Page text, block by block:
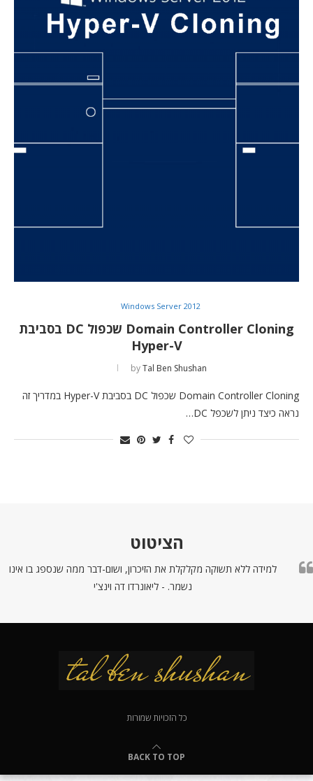
Windows Server 2012
Domain Controller Cloning שכפול DC בסביבת
Hyper-V
byTal Ben Shushan
Domain Controller Cloning שכפול DC בסביבת Hyper-V במדריך זה
נראה כיצד ניתן לשכפל DC…
הציטוט
למידה ללא תשוקה מקלקלת את הזיכרון, ושום-דבר ממה שנספג בו אינו
נשמר. - ליאונרדו דה וינצ'י
כל הזכויות שמורות
BACK TO TOP